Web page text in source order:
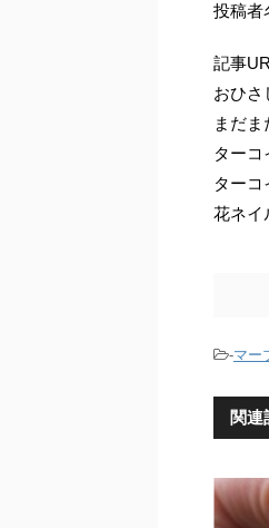
投稿者
記事
おひさ
まだま
ターコ
ターコ
花ネイ
-マー
関連